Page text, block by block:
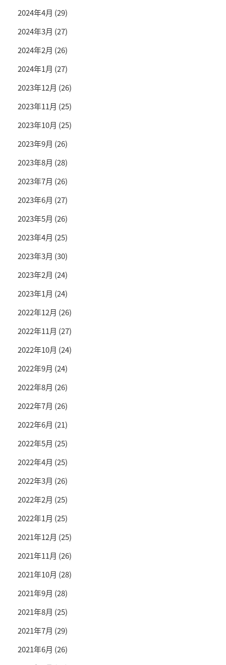
2024年4月 (29)
2024年3月 (27)
2024年2月 (26)
2024年1月 (27)
2023年12月 (26)
2023年11月 (25)
2023年10月 (25)
2023年9月 (26)
2023年8月 (28)
2023年7月 (26)
2023年6月 (27)
2023年5月 (26)
2023年4月 (25)
2023年3月 (30)
2023年2月 (24)
2023年1月 (24)
2022年12月 (26)
2022年11月 (27)
2022年10月 (24)
2022年9月 (24)
2022年8月 (26)
2022年7月 (26)
2022年6月 (21)
2022年5月 (25)
2022年4月 (25)
2022年3月 (26)
2022年2月 (25)
2022年1月 (25)
2021年12月 (25)
2021年11月 (26)
2021年10月 (28)
2021年9月 (28)
2021年8月 (25)
2021年7月 (29)
2021年6月 (26)